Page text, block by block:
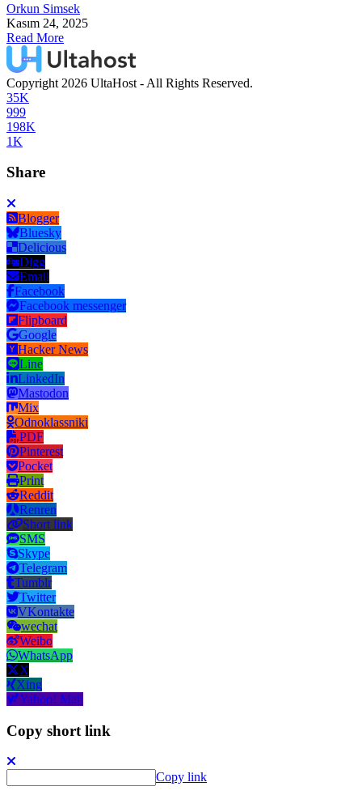
Orkun Simsek
Kasım 24, 2025
Read More
Copyright 2026 UltaHost - All Rights Reserved.
35K
999
198K
1K
Share
Blogger
Bluesky
Delicious
Digg
Email
Facebook
Facebook messenger
Flipboard
Google
Hacker News
Line
LinkedIn
Mastodon
Mix
Odnoklassniki
PDF
Pinterest
Pocket
Print
Reddit
Renren
Short link
SMS
Skype
Telegram
Tumblr
Twitter
VKontakte
wechat
Weibo
WhatsApp
X
Xing
Yahoo! Mail
Copy short link
Copy link